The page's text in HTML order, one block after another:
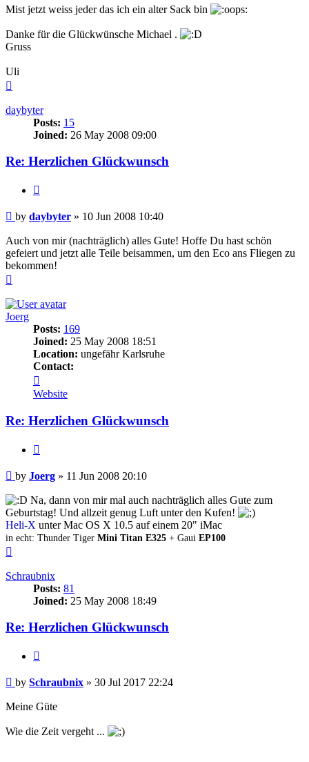
Mist jetzt weiss jeder das ich ein alter Sack bin
Danke für die Glückwünsche Michael .
Gruss
Uli
daybyter
Posts: 15
Joined: 26 May 2008 09:00
Re: Herzlichen Glückwunsch
Post
by daybyter » 10 Jun 2008 10:40
Auch von mir (nachträglich) alles Gute! Hoffe Du hast schön
gefeiert und jetzt alle Teile beisammen, um den Eco ans Fliegen zu
bekommen!
Joerg
Posts: 169
Joined: 25 May 2008 18:51
Location: ungefähr Karlsruhe
Contact:
Joerg
Website
Re: Herzlichen Glückwunsch
Post
by Joerg » 11 Jun 2008 20:10
Na, dann von mir mal auch nachträglich alles Gute zum
Geburtstag! Und allzeit genug Luft unter den Kufen!
Heli-X unter Mac OS X 10.5 auf einem 20" iMac
in echt: Thunder Tiger Mini Titan E325 + Gaui EP100
Schraubnix
Posts: 81
Joined: 25 May 2008 18:49
Re: Herzlichen Glückwunsch
Post
by Schraubnix » 30 Jul 2017 22:24
Meine Güte
Wie die Zeit vergeht ...